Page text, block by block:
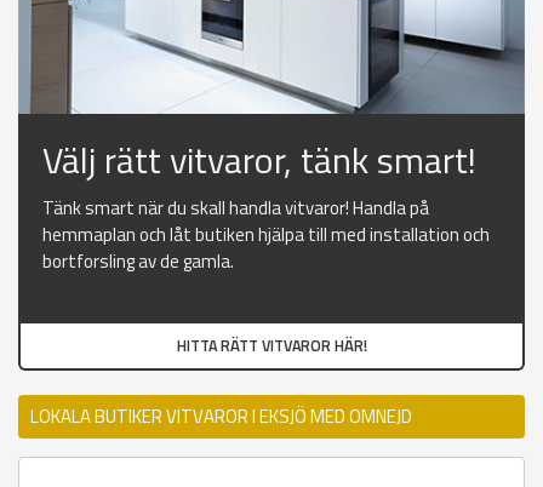
Välj rätt vitvaror, tänk smart!
Tänk smart när du skall handla vitvaror! Handla på
hemmaplan och låt butiken hjälpa till med installation och
bortforsling av de gamla.
HITTA RÄTT VITVAROR HÄR!
LOKALA BUTIKER VITVAROR I EKSJÖ MED OMNEJD